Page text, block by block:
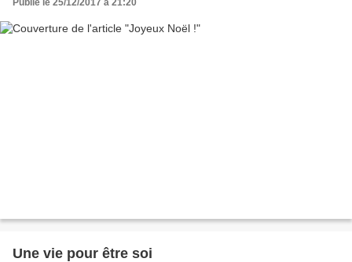
Publié le 25/12/2017 à 21:20
Une vie pour être soi